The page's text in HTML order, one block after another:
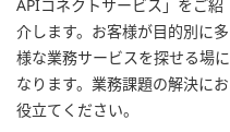
APIコネクトサービス」をご紹
介します。お客様が目的別に多
様な業務サービスを探せる場に
なります。業務課題の解決にお
役立てください。